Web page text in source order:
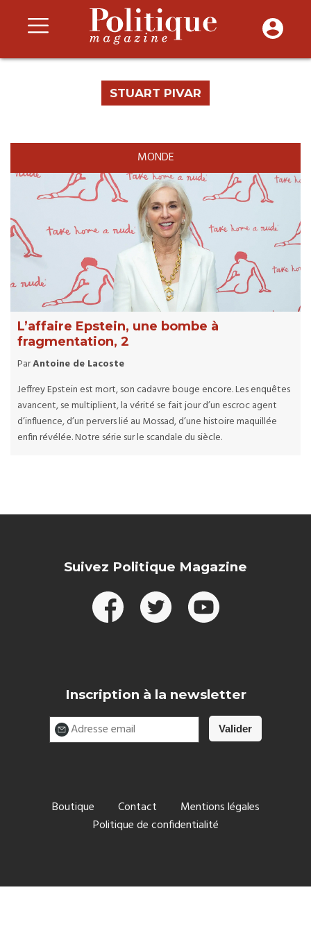
STUART PIVAR
MONDE
L’affaire Epstein, une bombe à
fragmentation, 2
ParAntoine de Lacoste
Jeffrey Epstein est mort, son cadavre bouge encore. Les enquêtes
avancent, se multiplient, la vérité se fait jour d’un escroc agent
d’influence, d’un pervers lié au Mossad, d’une histoire maquillée
enfin révélée. Notre série sur le scandale du siècle.
Suivez Politique Magazine
Inscription à la newsletter
Boutique Contact
Mentions légales
Politique de confidentialité